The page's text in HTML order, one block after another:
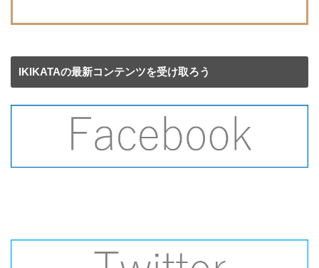
IKIKATAの最新コンテンツを受け取ろう